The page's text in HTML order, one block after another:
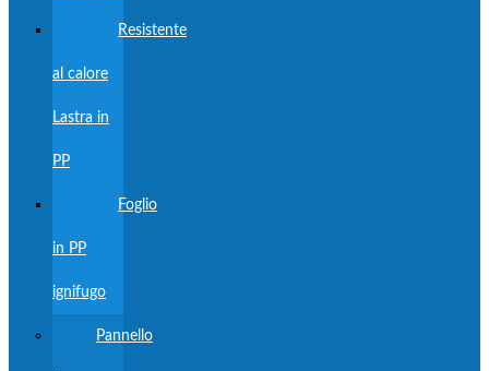
Resistente
al calore
Lastra in
PP
Foglio
in PP
ignifugo
Pannello